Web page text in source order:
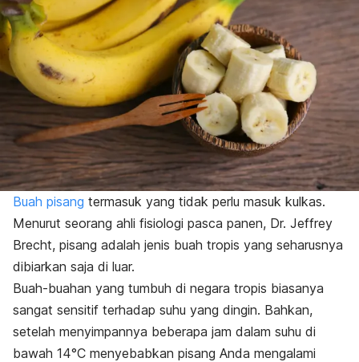
Buah pisang termasuk yang tidak perlu masuk kulkas.
Menurut seorang ahli fisiologi pasca panen, Dr. Jeffrey
Brecht, pisang adalah jenis buah tropis yang seharusnya
dibiarkan saja di luar.
Buah-buahan yang tumbuh di negara tropis biasanya
sangat sensitif terhadap suhu yang dingin. Bahkan,
setelah menyimpannya beberapa jam dalam suhu di
bawah 14°C menyebabkan pisang Anda mengalami